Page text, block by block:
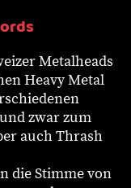
Metalheads
Heavy Metal
zwar zum
auch Thrash
die Stimme von